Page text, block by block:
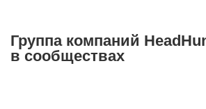
+7 495 980-64-27
Группа компаний
в сообществах